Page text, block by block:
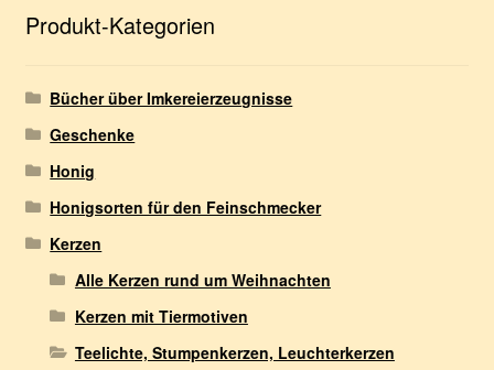
e
nProdukt-Kategorien
Bücher über Imkereierzeugnisse
Geschenke
Honig
Honigsorten für den Feinschmecker
Kerzen
Alle Kerzen rund um Weihnachten
Kerzen mit Tiermotiven
Teelichte, Stumpenkerzen, Leuchterkerzen